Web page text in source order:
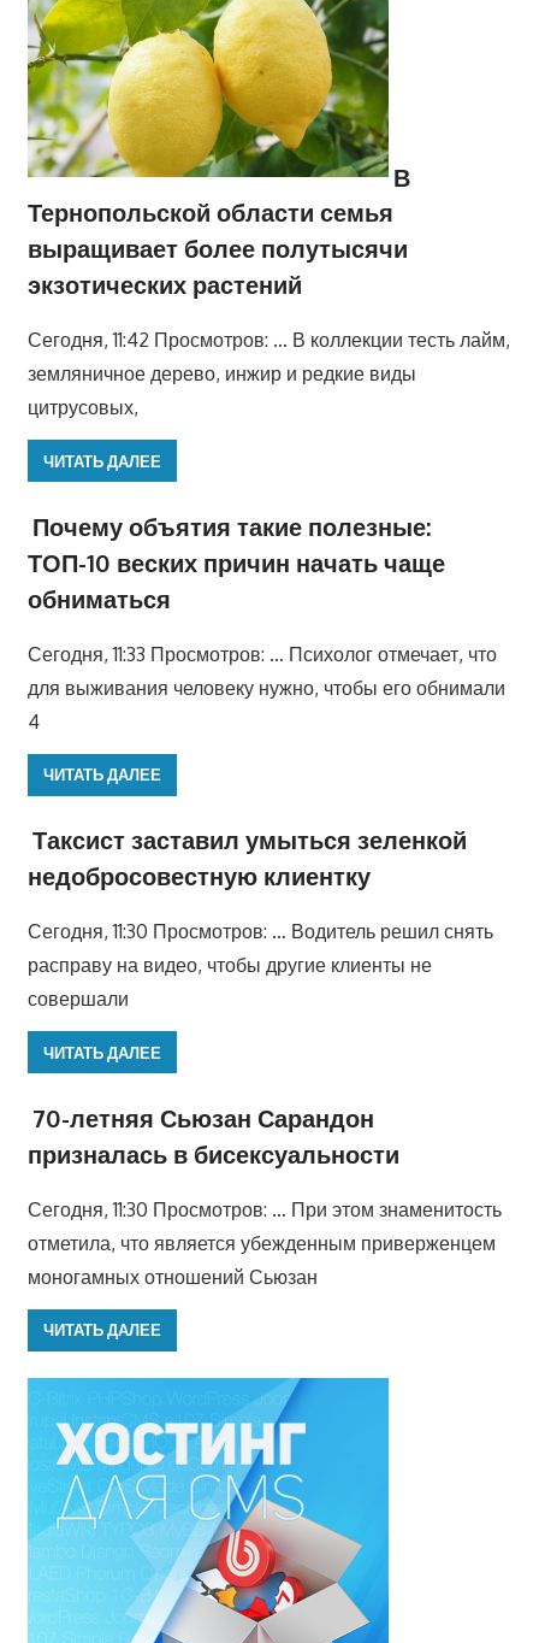
В
Тернопольской области семья
выращивает более полутысячи
экзотических растений
Сегодня, 11:42 Просмотров: … В коллекции тесть лайм,
земляничное дерево, инжир и редкие виды
цитрусовых,
ЧИТАТЬ ДАЛЕЕ
Почему объятия такие полезные:
ТОП-10 веских причин начать чаще
обниматься
Сегодня, 11:33 Просмотров: … Психолог отмечает, что
для выживания человеку нужно, чтобы его обнимали
4
ЧИТАТЬ ДАЛЕЕ
Таксист заставил умыться зеленкой
недобросовестную клиентку
Сегодня, 11:30 Просмотров: … Водитель решил снять
расправу на видео, чтобы другие клиенты не
совершали
ЧИТАТЬ ДАЛЕЕ
70-летняя Сьюзан Сарандон
призналась в бисексуальности
Сегодня, 11:30 Просмотров: … При этом знаменитость
отметила, что является убежденным приверженцем
моногамных отношений Сьюзан
ЧИТАТЬ ДАЛЕЕ